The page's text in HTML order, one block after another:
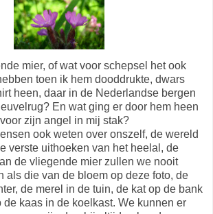
mier, of wat voor schepsel het ook
toen ik hem dooddrukte, dwars
heen, daar in de Nederlandse bergen
En wat ging er door hem heen
zijn angel in mij stak?
ook weten over onszelf, de wereld
verste uithoeken van het heelal, de
de vliegende mier zullen we nooit
als die van de bloem op deze foto, de
de merel in de tuin, de kat op de bank
de kaas in de koelkast. We kunnen er